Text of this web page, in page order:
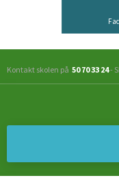
Kontakt skolen på 50 70 33 24-